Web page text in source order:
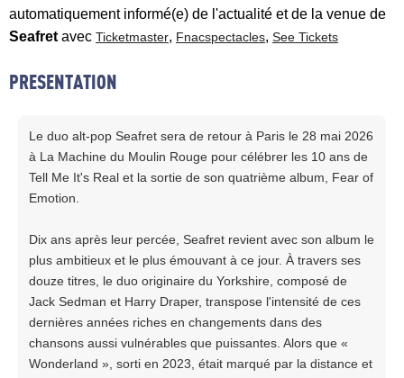
automatiquement informé(e) de l'actualité et de la venue de
Seafret avec Ticketmaster, Fnacspectacles, See Tickets
PRESENTATION
Le duo alt-pop Seafret sera de retour à Paris le 28 mai 2026
à La Machine du Moulin Rouge pour célébrer les 10 ans de
Tell Me It's Real et la sortie de son quatrième album, Fear of
Emotion.
Dix ans après leur percée, Seafret revient avec son album le
plus ambitieux et le plus émouvant à ce jour. À travers ses
douze titres, le duo originaire du Yorkshire, composé de
Jack Sedman et Harry Draper, transpose l'intensité de ces
dernières années riches en changements dans des
chansons aussi vulnérables que puissantes. Alors que «
Wonderland », sorti en 2023, était marqué par la distance et